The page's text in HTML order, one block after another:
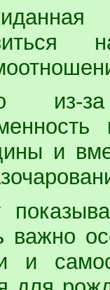
из-за
и
важно
и